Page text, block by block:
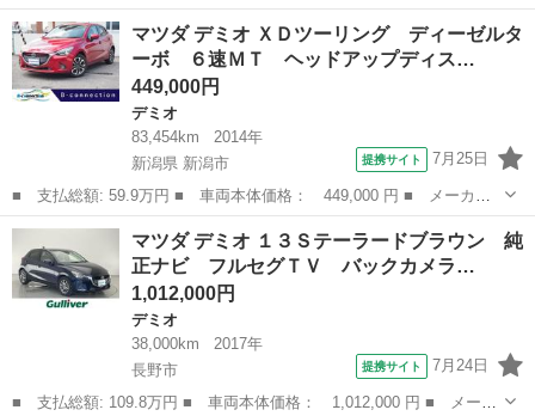
名： マツダ ■ 車種名： デミオ ■ グレード名： ＸＤ ４Ｗ
Ｄ ハーフレザーシート ナビ バックカメラ 衝突被害軽減システ
ム レーンアシスト...
長野 長野市 デミオ
マツダ デミオ ＸＤツーリング ディーゼルタ
ーボ ６速ＭＴ ヘッドアップディス…
449,000円
デミオ
83,454km
2014年
新潟県 新潟市
提携サイト 7月25日
■ 支払総額: 59.9万円 ■ 車両本体価格： 449,000 円 ■ メーカー
名： マツダ ■ 車種名： デミオ ■ グレード名： ＸＤツーリン
グ ディーゼルターボ ６速ＭＴ ヘッドアップディスプレイ マツ
ダコネクトナ...
新潟 新潟市 デミオ
マツダ デミオ １３Ｓテーラードブラウン 純
正ナビ フルセグＴＶ バックカメラ…
1,012,000円
デミオ
38,000km
2017年
長野市
提携サイト 7月24日
■ 支払総額: 109.8万円 ■ 車両本体価格： 1,012,000 円 ■ メーカ